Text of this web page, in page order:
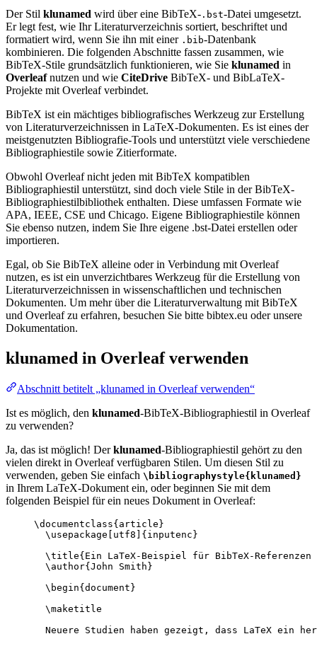
Der Stil klunamed wird über eine BibTeX- .bst-Datei umgesetzt.
Er legt fest, wie Ihr Literaturverzeichnis sortiert, beschriftet und
formatiert wird, wenn Sie ihn mit einer .bib-Datenbank
kombinieren. Die folgenden Abschnitte fassen zusammen, wie
BibTeX-Stile grundsätzlich funktionieren, wie Sie klunamed in
Overleafnutzen und wie CiteDrive BibTeX- und BibLaTeX-
Projekte mit Overleaf verbindet.
BibTeX ist ein mächtiges bibliografisches Werkzeug zur Erstellung
von Literaturverzeichnissen in LaTeX-Dokumenten. Es ist eines der
meistgenutzten Bibliografie-Tools und unterstützt viele verschiedene
Bibliographiestile sowie Zitierformate.
Obwohl Overleaf nicht jeden mit BibTeX kompatiblen
Bibliographiestil unterstützt, sind doch viele Stile in der BibTeX-
Bibliographiestilbibliothek enthalten. Diese umfassen Formate wie
APA, IEEE, CSE und Chicago. Eigene Bibliographiestile können
Sie ebenso nutzen, indem Sie Ihre eigene .bst-Datei erstellen oder
importieren.
Egal, ob Sie BibTeX alleine oder in Verbindung mit Overleaf
nutzen, es ist ein unverzichtbares Werkzeug für die Erstellung von
Literaturverzeichnissen in wissenschaftlichen und technischen
Dokumenten. Um mehr über die Literaturverwaltung mit BibTeX
und Overleaf zu erfahren, besuchen Sie bitte bibtex.eu oder unsere
Dokumentation.
klunamed in Overleaf verwenden
Abschnitt betitelt „klunamed in Overleaf verwenden“
Ist es möglich, den klunamed-BibTeX-Bibliographiestil in Overleaf
zu verwenden?
Ja, das ist möglich! Derklunamed-Bibliographiestil gehört zu den
vielen direkt in Overleaf verfügbaren Stilen. Um diesen Stil zu
verwenden, geben Sie einfach \bibliographystyle{klunamed}
in Ihrem LaTeX-Dokument ein, oder beginnen Sie mit dem
folgenden Beispiel für ein neues Dokument in Overleaf:
\documentclass{ article }
\usepackage
utf8 ]{ inputenc }
\title{Ein LaTeX-Beispiel für BibTeX-
\author{John Smith}
\begin{ document }
\maketitle
Neuere Studien haben gezeigt, dass LaTeX ein